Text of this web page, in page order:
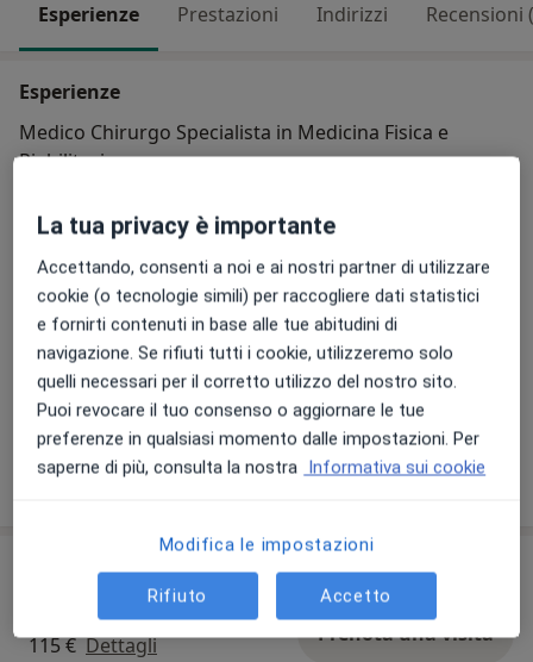
Esperienze Prestazioni Indirizzi Recensioni
Esperienze
Medico Chirurgo Specialista in Medicina Fisica e
Riabilitazione
Medicina fisica e riabilitazione
Principali patologie trattate
Tendinite Lombalgia Cervicalgia Nevralgia
Tipologia di visite
In studioVisualizza gli indirizzi (2)
Mostra dettagli
Prestazioni e prezzi
Prima visita fisiatrica
115 € Dettagli Prenota una visita
La tua privacy è importante
Accettando, consenti a noi e ai nostri partner di utilizzare
cookie (o tecnologie simili) per raccogliere dati statistici
e fornirti contenuti in base alle tue abitudini di
navigazione. Se rifiuti tutti i cookie, utilizzeremo solo
quelli necessari per il corretto utilizzo del nostro sito.
Puoi revocare il tuo consenso o aggiornare le tue
preferenze in qualsiasi momento dalle impostazioni. Per
saperne di più, consulta la nostra Informativa sui cookie
Modifica le impostazioni
Rifiuto Accetto